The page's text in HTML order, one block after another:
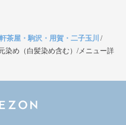
茶屋・駒沢・用賀・二子玉川 /
染め（白髪染め含む）/メニュー詳